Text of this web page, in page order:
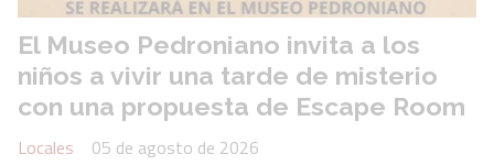
El Museo Pedroniano invita a los
niños a vivir una tarde de misterio
con una propuesta de Escape Room
Locales
05 de agosto de 2026